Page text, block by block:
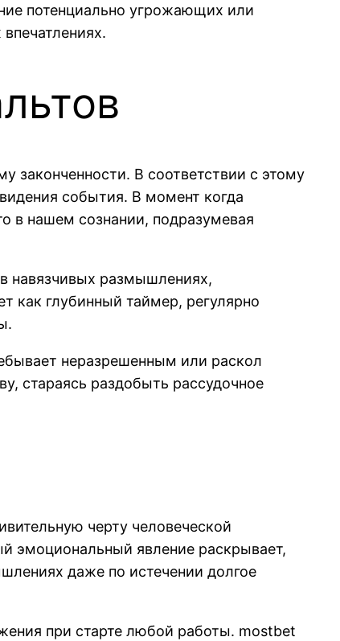
потенциально угрожающих или
законченности. В соответствии с этому
события. В момент когда
в нашем сознании, подразумевая
навязчивых размышлениях,
как глубинный таймер, регулярно
неразрешенным или раскол
стараясь раздобыть рассудочное
черту человеческой
эмоциональный явление раскрывает,
даже по истечении долгое
при старте любой работы. mostbet